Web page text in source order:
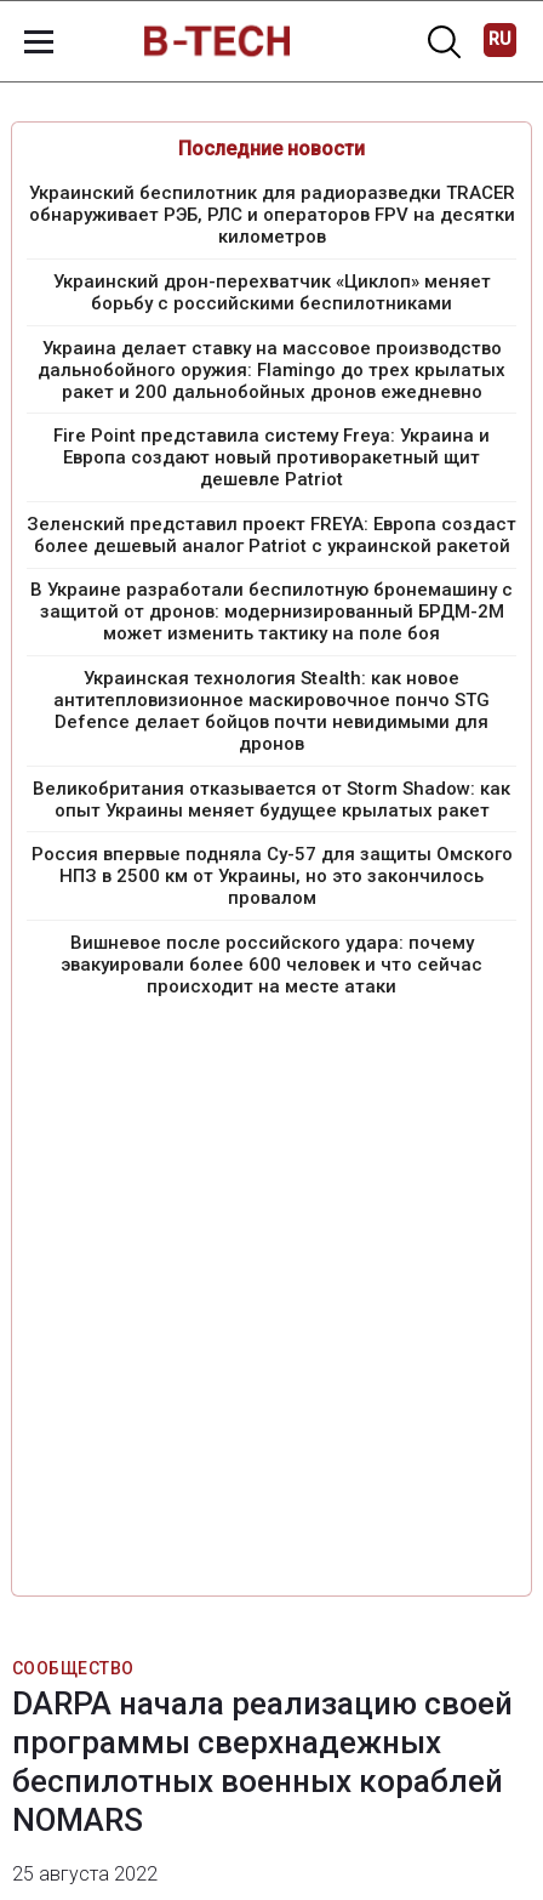
RU
Последние новости
Украинский беспилотник для радиоразведки TRACER
обнаруживает РЭБ, РЛС и операторов FPV на десятки
километров
Украинский дрон-перехватчик «Циклоп» меняет
борьбу с российскими беспилотниками
Украина делает ставку на массовое производство
дальнобойного оружия: Flamingo до трех крылатых
ракет и 200 дальнобойных дронов ежедневно
Fire Point представила систему Freya: Украина и
Европа создают новый противоракетный щит
дешевле Patriot
Зеленский представил проект FREYA: Европа создаст
более дешевый аналог Patriot с украинской ракетой
В Украине разработали беспилотную бронемашину с
защитой от дронов: модернизированный БРДМ-2М
может изменить тактику на поле боя
Украинская технология Stealth: как новое
антитепловизионное маскировочное пончо STG
Defence делает бойцов почти невидимыми для
дронов
Великобритания отказывается от Storm Shadow: как
опыт Украины меняет будущее крылатых ракет
Россия впервые подняла Су-57 для защиты Омского
НПЗ в 2500 км от Украины, но это закончилось
провалом
Вишневое после российского удара: почему
эвакуировали более 600 человек и что сейчас
происходит на месте атаки
СООБЩЕСТВО
DARPA начала реализацию своей
программы сверхнадежных
беспилотных военных кораблей
NOMARS
25 августа 2022